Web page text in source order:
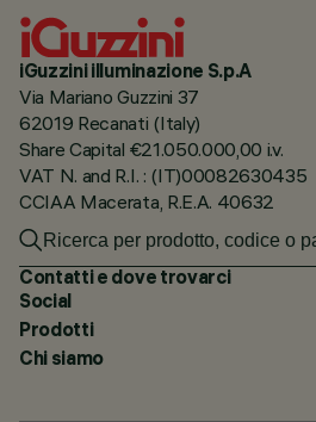
iGuzzini illuminazione S.p.A
Via Mariano Guzzini 37
62019 Recanati (Italy)
Share Capital €21.050.000,00 i.v.
VAT N. and R.I. : (IT)00082630435
CCIAA Macerata, R.E.A. 40632
Contatti e dove trovarci
Social
Prodotti
Chi siamo